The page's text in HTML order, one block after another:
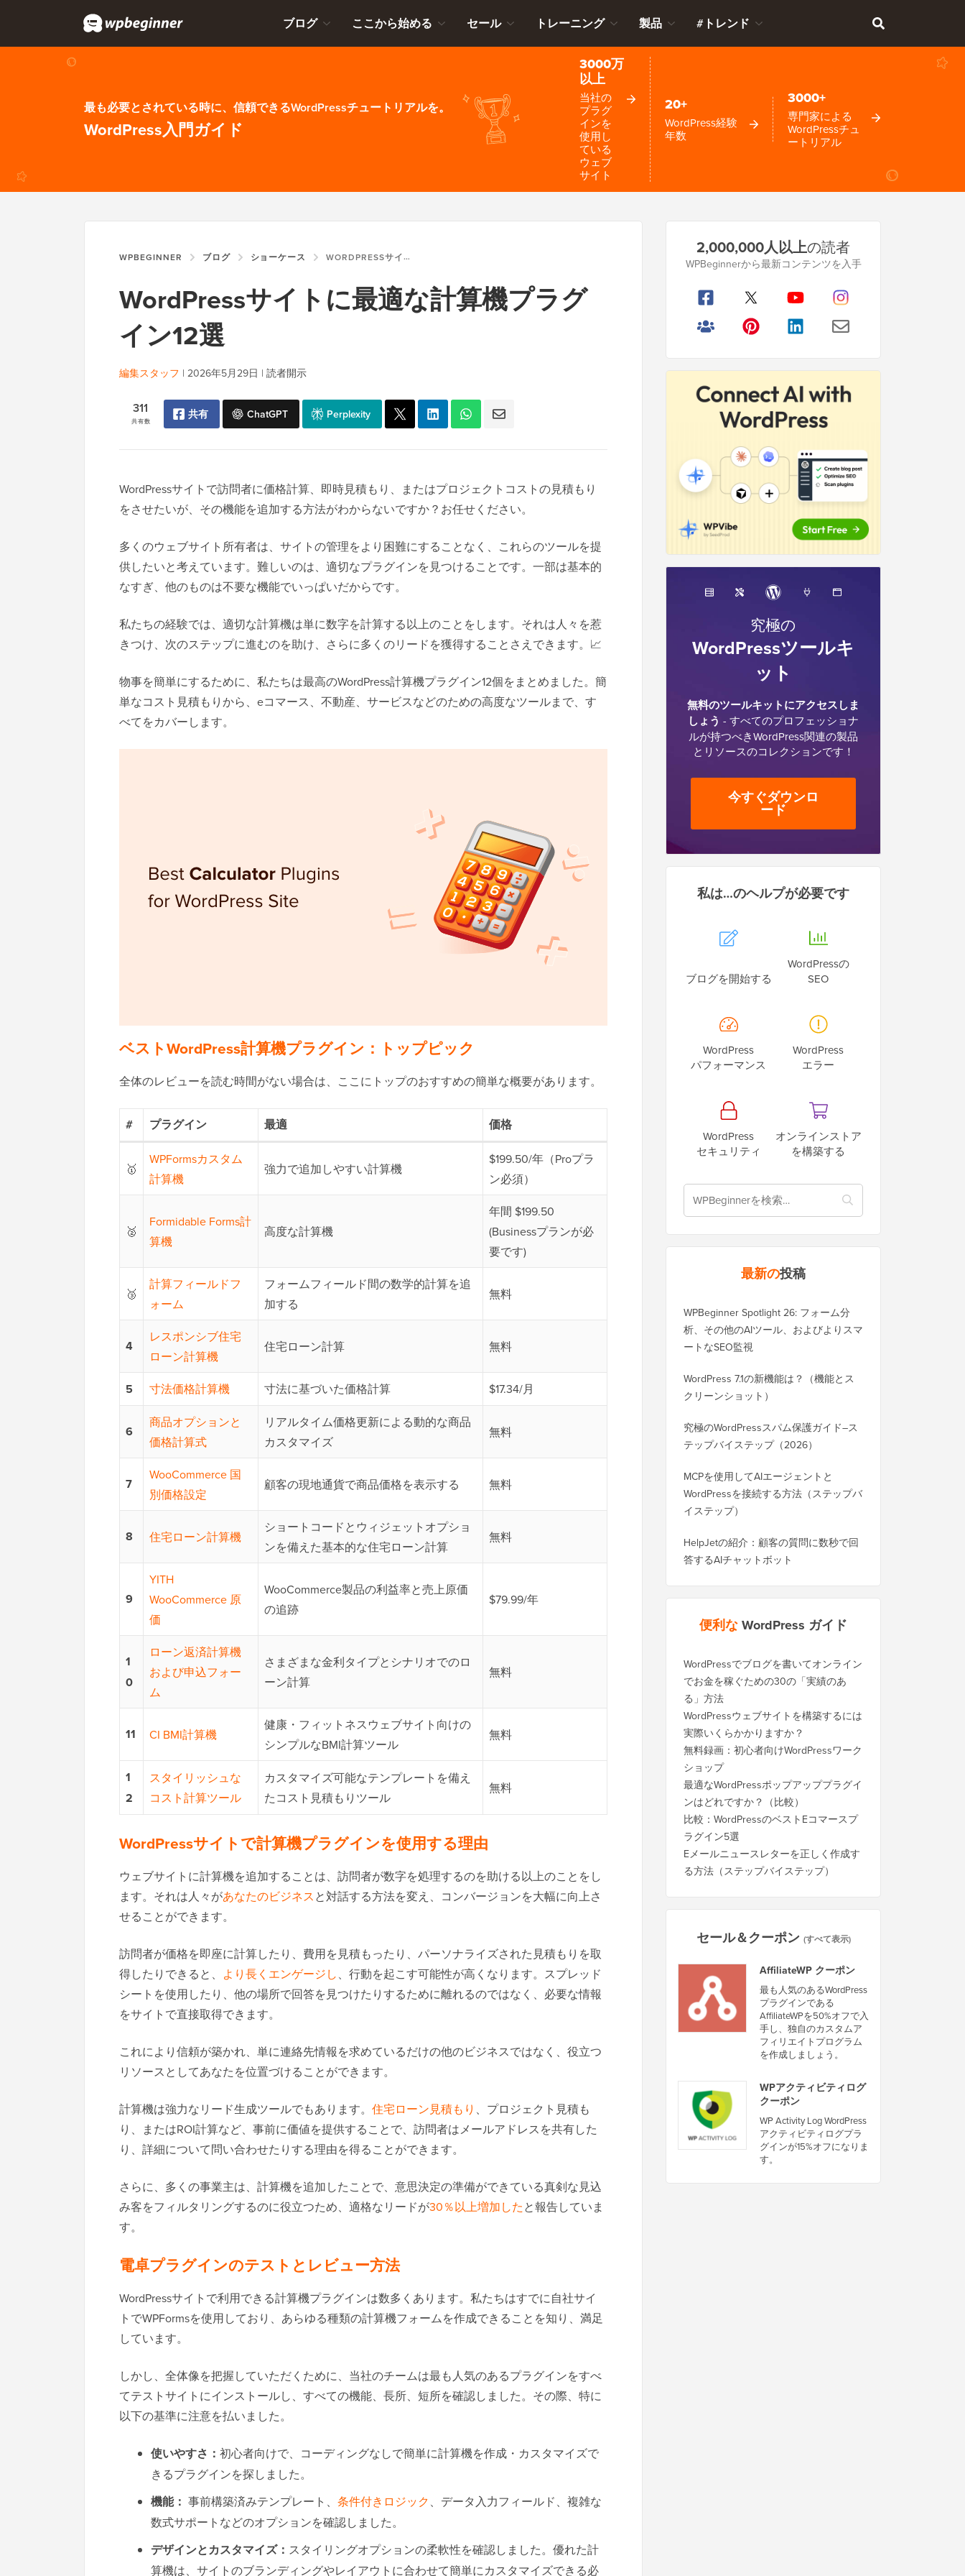
ブログ ここから始める セール トレーニング 製品 #トレンド
最も必要とされている時に、信頼できるWordPressチュートリアルを。
WordPress入門ガイド
3000万
以上
当社の
プラグ
インを
使用し
ている
ウェブ
サイト
20+
WordPress経験
年数
3000+
専門家による
WordPressチュ
ートリアル
WPBEGINNER ブログ ショーケース WORDPRESSサイトに最適な計算機プラグイン12選
WordPressサイトに最適な計算機プラグ
イン12選
編集スタッフ | 2026年5月29日 | 読者開示
共有数
311 共有 ChatGPT Perplexity
WordPressサイトで訪問者に価格計算、即時見積もり、またはプロジェクトコストの見積もり
をさせたいが、その機能を追加する方法がわからないですか？お任せください。
多くのウェブサイト所有者は、サイトの管理をより困難にすることなく、これらのツールを提
供したいと考えています。難しいのは、適切なプラグインを見つけることです。一部は基本的
なすぎ、他のものは不要な機能でいっぱいだからです。
私たちの経験では、適切な計算機は単に数字を計算する以上のことをします。それは人々を惹
きつけ、次のステップに進むのを助け、さらに多くのリードを獲得することさえできます。📈
物事を簡単にするために、私たちは最高のWordPress計算機プラグイン12個をまとめました。簡
単なコスト見積もりから、eコマース、不動産、サービスなどのための高度なツールまで、す
べてをカバーします。
ベストWordPress計算機プラグイン：トップピック
全体のレビューを読む時間がない場合は、ここにトップのおすすめの簡単な概要があります。
# プラグイン 最適 価格
🥇
WPFormsカスタム
計算機
強力で追加しやすい計算機
$199.50/年（Proプラ
ン必須）
🥈
Formidable Forms計
算機
高度な計算機
年間 $199.50
(Businessプランが必
要です)
🥉
計算フィールドフ
ォーム
フォームフィールド間の数学的計算を追
加する
無料
4
レスポンシブ住宅
ローン計算機
住宅ローン計算 無料
5 寸法価格計算機 寸法に基づいた価格計算 $17.34/月
6
商品オプションと
価格計算式
リアルタイム価格更新による動的な商品
カスタマイズ
無料
7
WooCommerce 国
別価格設定
顧客の現地通貨で商品価格を表示する 無料
8 住宅ローン計算機
ショートコードとウィジェットオプショ
ンを備えた基本的な住宅ローン計算
無料
9
YITH
WooCommerce 原
価
WooCommerce製品の利益率と売上原価
の追跡
$79.99/年
1
0
ローン返済計算機
および申込フォー
ム
さまざまな金利タイプとシナリオでのロ
ーン計算
無料
11 CI BMI計算機
健康・フィットネスウェブサイト向けの
シンプルなBMI計算ツール
無料
1
2
スタイリッシュな
コスト計算ツール
カスタマイズ可能なテンプレートを備え
たコスト見積もりツール
無料
WordPressサイトで計算機プラグインを使用する理由
ウェブサイトに計算機を追加することは、訪問者が数字を処理するのを助ける以上のことをし
ます。それは人々があなたのビジネスと対話する方法を変え、コンバージョンを大幅に向上さ
せることができます。
訪問者が価格を即座に計算したり、費用を見積もったり、パーソナライズされた見積もりを取
得したりできると、 より長くエンゲージし、行動を起こす可能性が高くなります。スプレッド
シートを使用したり、他の場所で回答を見つけたりするために離れるのではなく、必要な情報
をサイトで直接取得できます。
これにより信頼が築かれ、単に連絡先情報を求めているだけの他のビジネスではなく、役立つ
リソースとしてあなたを位置づけることができます。
計算機は強力なリード生成ツールでもあります。 住宅ローン見積もり 、プロジェクト見積も
り、またはROI計算など、事前に価値を提供することで、訪問者はメールアドレスを共有した
り、詳細について問い合わせたりする理由を得ることができます。
さらに、多くの事業主は、計算機を追加したことで、意思決定の準備ができている真剣な見込
み客をフィルタリングするのに役立つため、適格なリードが30％以上増加したと報告していま
す。
電卓プラグインのテストとレビュー方法
WordPressサイトで利用できる計算機プラグインは数多くあります。私たちはすでに自社サイ
トでWPFormsを使用しており、あらゆる種類の計算機フォームを作成できることを知り、満足
しています。
しかし、全体像を把握していただくために、当社のチームは最も人気のあるプラグインをすべ
てテストサイトにインストールし、すべての機能、長所、短所を確認しました。その際、特に
以下の基準に注意を払いました。
使いやすさ： 初心者向けで、コーディングなしで簡単に計算機を作成・カスタマイズで
きるプラグインを探しました。
機能： 事前構築済みテンプレート、 条件付きロジック、データ入力フィールド、複雑な
数式サポートなどのオプションを確認しました。
デザインとカスタマイズ： スタイリングオプションの柔軟性を確認しました。優れた計
算機は、サイトのブランディングやレイアウトに合わせて簡単にカスタマイズできる必
サ
ー
2,000,000人以上の読者
WPBeginnerから最新コンテンツを入手
究極の
WordPressツールキ
ット
無料のツールキットにアクセスしま
しょう - すべてのプロフェッショナ
ルが持つべきWordPress関連の製品
とリソースのコレクションです！
今すぐダウンロ
ード
私は…のヘルプが必要です
ブログを開始する
WordPressの
SEO
WordPress
パフォーマンス
WordPress
エラー
WordPress
セキュリティ
オンラインストア
を構築する
最新の投稿
WPBeginner Spotlight 26: フォーム分
析、その他のAIツール、およびよりスマ
ートなSEO監視
WordPress 7.1の新機能は？（機能とス
クリーンショット）
究極のWordPressスパム保護ガイド–ス
テップバイステップ（2026）
MCPを使用してAIエージェントと
WordPressを接続する方法（ステップバ
イステップ）
HelpJetの紹介：顧客の質問に数秒で回
答するAIチャットボット
便利なWordPress ガイド
WordPressでブログを書いてオンライン
でお金を稼ぐための30の「実績のあ
る」方法
WordPressウェブサイトを構築するには
実際いくらかかりますか？
無料録画：初心者向けWordPressワーク
ショップ
最適なWordPressポップアッププラグイ
ンはどれですか？（比較）
比較：WordPressのベストEコマースプ
ラグイン5選
Eメールニュースレターを正しく作成す
る方法（ステップバイステップ）
セール＆クーポン (すべて表示)
AffiliateWP クーポン
最も人気のあるWordPress
プラグインである
AffiliateWPを50%オフで入
手し、独自のカスタムア
フィリエイトプログラム
を作成しましょう。
WPアクティビティログ
クーポン
WP Activity Log WordPress
アクティビティログプラ
グインが15%オフになりま
す。